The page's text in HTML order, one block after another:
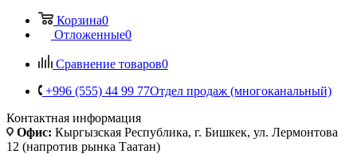
Корзина0
Отложенные0
Сравнение товаров0
+996 (555) 44 99 77Отдел продаж (многоканальный)
Контактная информация
Офис: Кыргызская Республика, г. Бишкек, ул. Лермонтова
12 (напротив рынка Таатан)